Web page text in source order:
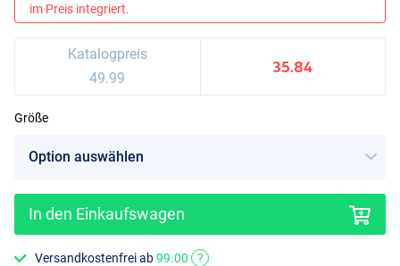
im Preis integriert.
Katalogpreis
49.99
35.84
Größe
In den Einkaufswagen
Versandkostenfrei ab99.00
?